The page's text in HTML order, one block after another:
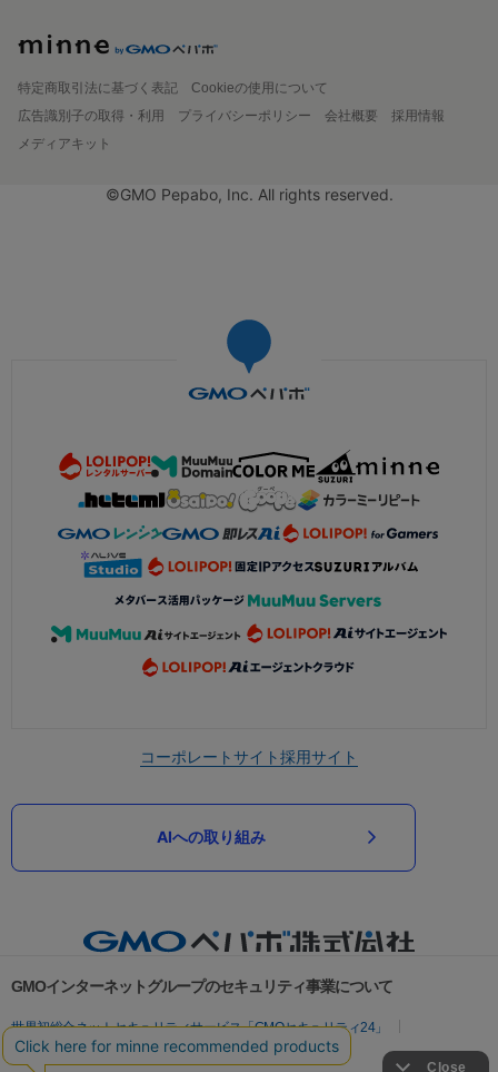
特定商取引法に基づく表記
Cookieの使用について
広告識別子の取得・利用
プライバシーポリシー 会社概要
採用情報
メディアキット
©GMO Pepabo, Inc. All rights reserved.
コーポレートサイト採用サイト
AIへの取り組み
GMOインターネットグループのセキュリティ事業について
世界初総合ネットセキュリティサービス「GMOセキュリティ24」
パスワード漏洩診断
Webサイトリスク診断